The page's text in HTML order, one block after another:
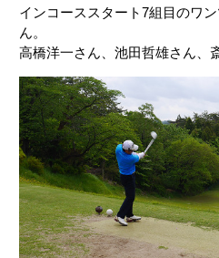
インコーススタート7組目のワ
ん。
高橋洋一さん、池田哲雄さん、